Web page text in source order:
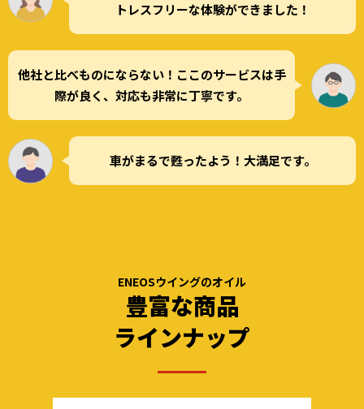
トレスフリーな体験ができました！
他社と比べものにならない！ここのサービスは手
際が良く、対応も非常に丁寧です。
車がまるで甦ったよう！大満足です。
ENEOSウイングのオイル
豊富な商品
ラインナップ